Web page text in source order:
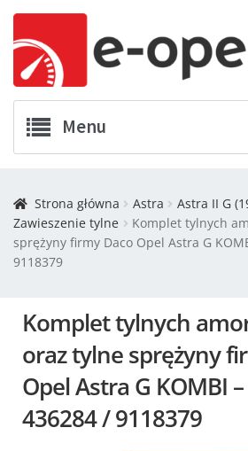
Menu
Zamówienia
Koszyk
Promocje
Poradniki
Strona główna Astra
Astra II G
Zawieszenie tylne
Komplet tylnych
sprężyny firmy Daco Opel Astra G
9118379
Komplet tylnych
oraz tylne sprężyny
Opel Astra G KOMBI
436284 / 9118379